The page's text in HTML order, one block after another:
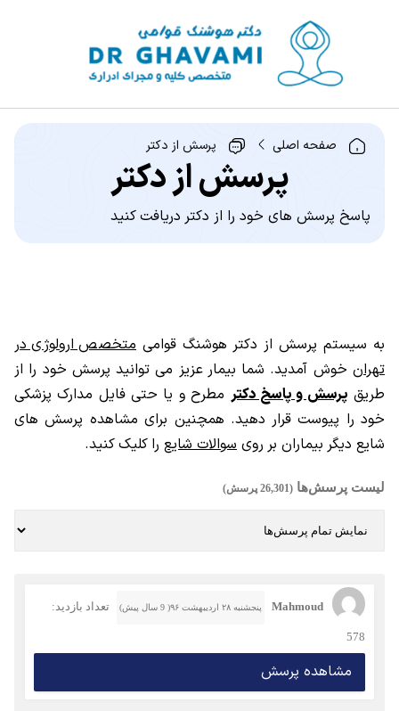
صفحه اصلی پرسش از دکتر
پرسش از دکتر
پاسخ پرسش های خود را از دکتر دریافت کنید
به سیستم پرسش از دکتر هوشنگ قوامی متخصص ارولوژی در
تهران خوش آمدید. شما بیمار عزیز می توانید پرسش خود را از
طریق پرسش و پاسخ دکتر مطرح و یا حتی فایل مدارک پزشکی
خود را پیوست قرار دهید. همچنین برای مشاهده پرسش های
شایع دیگر بیماران بر روی سوالات شایع را کلیک کنید.
لیست پرسش‌ها (26,301 پرسش)
Mahmoud پنجشنبه ۲۸ اردیبهشت ۹۶( 9 سال پیش) تعداد بازدید:
578
مشاهده پرسش